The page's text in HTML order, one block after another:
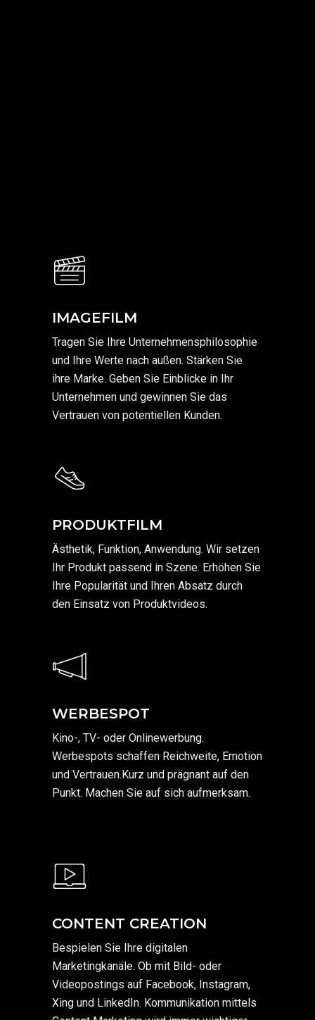
IMAGEFILM
Tragen Sie Ihre Unternehmensphilosophie
und Ihre Werte nach außen. Stärken Sie
ihre Marke. Geben Sie Einblicke in Ihr
Unternehmen und gewinnen Sie das
Vertrauen von potentiellen Kunden.
PRODUKTFILM
Ästhetik, Funktion, Anwendung. Wir setzen
Ihr Produkt passend in Szene. Erhöhen Sie
Ihre Popularität und Ihren Absatz durch
den Einsatz von Produktvideos.
WERBESPOT
Kino-, TV- oder Onlinewerbung.
Werbespots schaffen Reichweite, Emotion
und Vertrauen.Kurz und prägnant auf den
Punkt. Machen Sie auf sich aufmerksam.
CONTENT CREATION
Bespielen Sie Ihre digitalen
Marketingkanäle. Ob mit Bild- oder
Videopostings auf Facebook, Instagram,
Xing und LinkedIn. Kommunikation mittels